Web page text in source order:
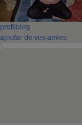
profil blog
ajouter de vos amies